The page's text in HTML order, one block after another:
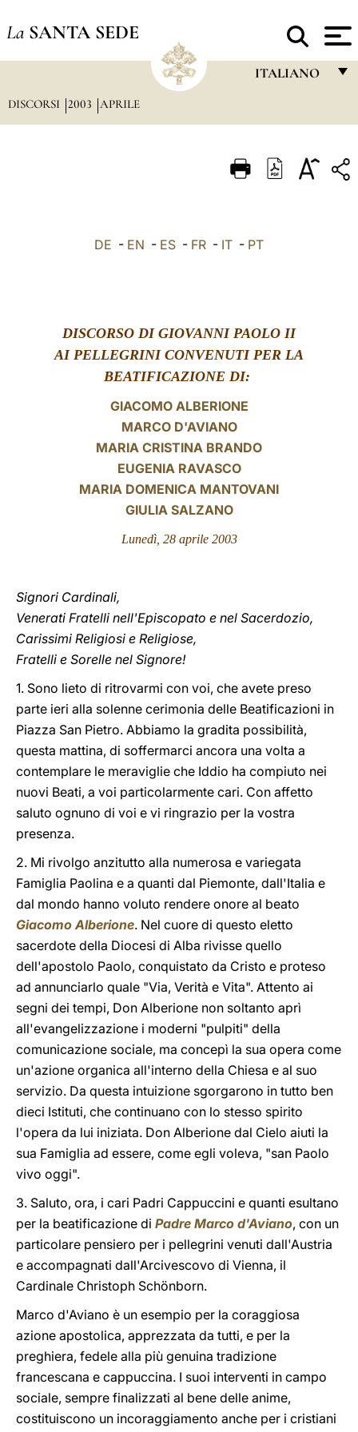
La SANTA SEDE
ITALIANO
ITALIANO
中文
DISCORSI 2003 APRILE
DE - EN - ES - FR - IT - PT
DISCORSO DI GIOVANNI PAOLO II
AI PELLEGRINI CONVENUTI PER LA
BEATIFICAZIONE DI:
GIACOMO ALBERIONE
MARCO D'AVIANO
MARIA CRISTINA BRANDO
EUGENIA RAVASCO
MARIA DOMENICA MANTOVANI
GIULIA SALZANO
Lunedì, 28 aprile 2003
Signori Cardinali,
Venerati Fratelli nell'Episcopato e nel Sacerdozio,
Carissimi Religiosi e Religiose,
Fratelli e Sorelle nel Signore!
1. Sono lieto di ritrovarmi con voi, che avete preso
parte ieri alla solenne cerimonia delle Beatificazioni in
Piazza San Pietro. Abbiamo la gradita possibilità,
questa mattina, di soffermarci ancora una volta a
contemplare le meraviglie che Iddio ha compiuto nei
nuovi Beati, a voi particolarmente cari. Con affetto
saluto ognuno di voi e vi ringrazio per la vostra
presenza.
2. Mi rivolgo anzitutto alla numerosa e variegata
Famiglia Paolina e a quanti dal Piemonte, dall'Italia e
dal mondo hanno voluto rendere onore al beato
Giacomo Alberione. Nel cuore di questo eletto
sacerdote della Diocesi di Alba rivisse quello
dell'apostolo Paolo, conquistato da Cristo e proteso
ad annunciarlo quale "Via, Verità e Vita". Attento ai
segni dei tempi, Don Alberione non soltanto aprì
all'evangelizzazione i moderni "pulpiti" della
comunicazione sociale, ma concepì la sua opera come
un'azione organica all'interno della Chiesa e al suo
servizio. Da questa intuizione sgorgarono in tutto ben
dieci Istituti, che continuano con lo stesso spirito
l'opera da lui iniziata. Don Alberione dal Cielo aiuti la
sua Famiglia ad essere, come egli voleva, "san Paolo
vivo oggi".
3. Saluto, ora, i cari Padri Cappuccini e quanti esultano
per la beatificazione di Padre Marco d'Aviano, con un
particolare pensiero per i pellegrini venuti dall'Austria
e accompagnati dall'Arcivescovo di Vienna, il
Cardinale Christoph Schönborn.
Marco d'Aviano è un esempio per la coraggiosa
azione apostolica, apprezzata da tutti, e per la
preghiera, fedele alla più genuina tradizione
francescana e cappuccina. I suoi interventi in campo
sociale, sempre finalizzati al bene delle anime,
costituiscono un incoraggiamento anche per i cristiani